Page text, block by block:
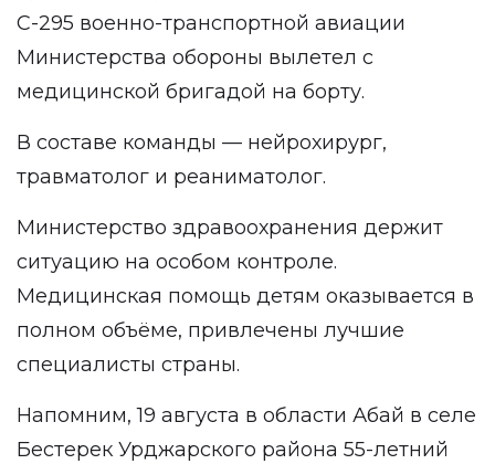
С-295 военно-транспортной авиации
Министерства обороны вылетел с
медицинской бригадой на борту.
В составе команды — нейрохирург,
травматолог и реаниматолог.
Министерство здравоохранения держит
ситуацию на особом контроле.
Медицинская помощь детям оказывается в
полном объёме, привлечены лучшие
специалисты страны.
Напомним, 19 августа в области Абай в селе
Бестерек Урджарского района 55-летний